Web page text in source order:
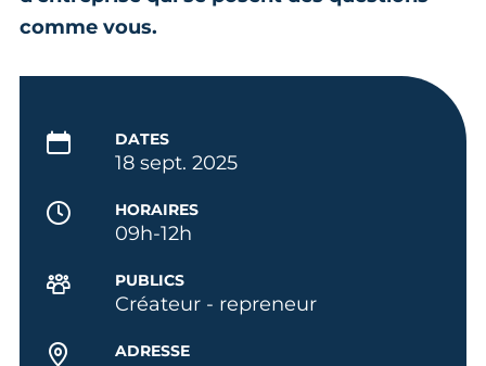
comme vous.
DATES
18 sept. 2025
HORAIRES
09h-12h
PUBLICS
Créateur - repreneur
ADRESSE